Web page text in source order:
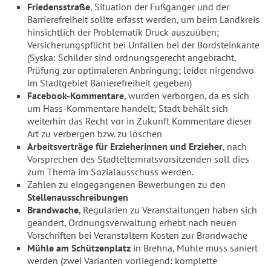
Friedensstraße, Situation der Fußgänger und der
Barrierefreiheit sollte erfasst werden, um beim Landkreis
hinsichtlich der Problematik Druck auszuüben;
Versicherungspflicht bei Unfällen bei der Bordsteinkante
(Syska: Schilder sind ordnungsgerecht angebracht,
Prüfung zur optimaleren Anbringung; leider nirgendwo
im Stadtgebiet Barrierefreiheit gegeben)
Facebook-Kommentare, wurden verborgen, da es sich
um Hass-Kommentare handelt; Stadt behält sich
weiterhin das Recht vor in Zukunft Kommentare dieser
Art zu verbergen bzw. zu löschen
Arbeitsverträge für Erzieherinnen und Erzieher, nach
Vorsprechen des Stadtelternratsvorsitzenden soll dies
zum Thema im Sozialausschuss werden.
Zahlen zu eingegangenen Bewerbungen zu den
Stellenausschreibungen
Brandwache, Regularien zu Veranstaltungen haben sich
geändert, Ordnungsverwaltung erhebt nach neuen
Vorschriften bei Veranstaltern Kosten zur Brandwache
Mühle am Schützenplatz in Brehna, Mühle muss saniert
werden (zwei Varianten vorliegend: komplette